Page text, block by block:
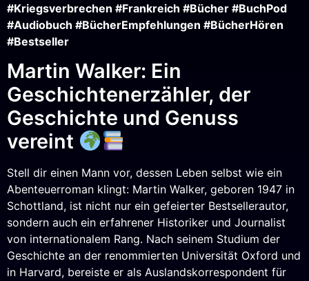
#Kriegsverbrechen #Frankreich #Bücher #BuchPod
#Audiobuch #BücherEmpfehlungen #BücherHören
#Bestseller
Martin Walker: Ein
Geschichtenerzähler, der
Geschichte und Genuss
vereint
Stell dir einen Mann vor, dessen Leben selbst wie ein
Abenteuerroman klingt: Martin Walker, geboren 1947 in
Schottland, ist nicht nur ein gefeierter Bestsellerautor,
sondern auch ein erfahrener Historiker und Journalist
von internationalem Rang. Nach seinem Studium der
Geschichte an der renommierten Universität Oxford und
in Harvard, bereiste er als Auslandskorrespondent für